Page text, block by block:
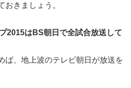
おきましょう。
2015はBS朝日で全試合放送して
ば、地上波のテレビ朝日が放送を